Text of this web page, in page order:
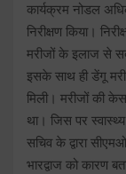
कार्यक्रम नोडल
निरीक्षण किया।
मरीजों के इलाज से
इसके साथ ही डेंगू
मिली। मरीजों की
था। जिस पर
सचिव के द्वारा
भारद्वाज को कारण